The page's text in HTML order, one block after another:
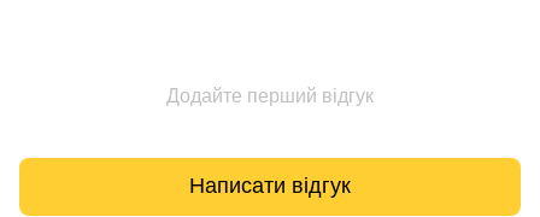
Додайте перший відгук
Написати відгук